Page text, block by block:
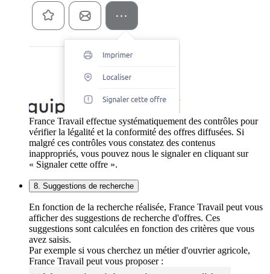
France Travail effectue systématiquement des contrôles pour
vérifier la légalité et la conformité des offres diffusées. Si
malgré ces contrôles vous constatez des contenus
inappropriés, vous pouvez nous le signaler en cliquant sur
« Signaler cette offre ».
8. Suggestions de recherche
En fonction de la recherche réalisée, France Travail peut vous
afficher des suggestions de recherche d'offres. Ces
suggestions sont calculées en fonction des critères que vous
avez saisis.
Par exemple si vous cherchez un métier d'ouvrier agricole,
France Travail peut vous proposer :